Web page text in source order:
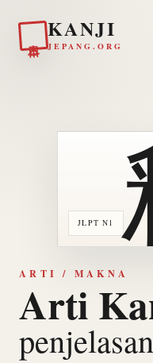
KANJI
JEPANG.ORG
JLPT N1
ARTI / MAKNA
Arti
penjelasan